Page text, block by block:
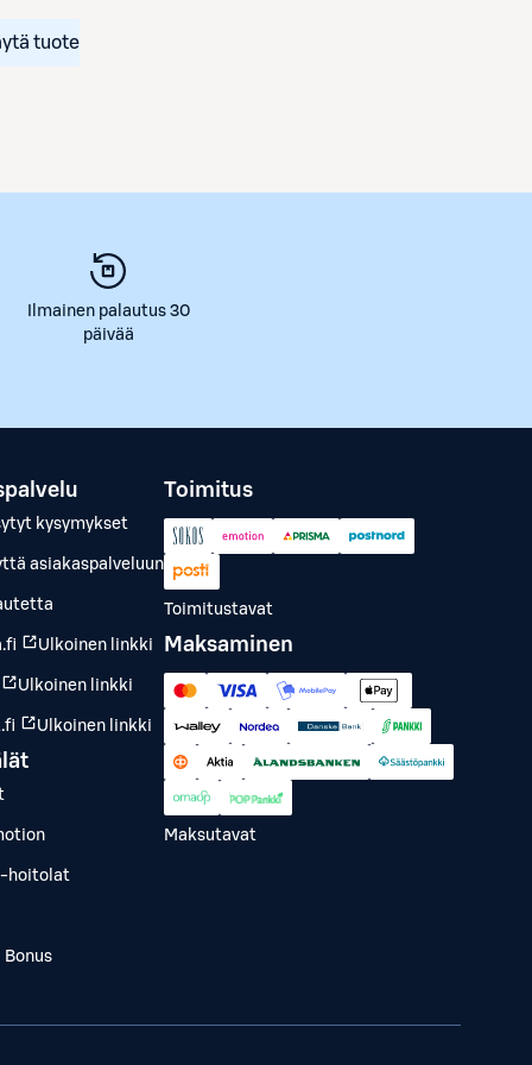
tuote
Ilmainen palautus 30
päivää
kysymykset
asiakaspalveluun
Ulkoinen linkki
Ulkoinen linkki
Ulkoinen linkki
-hoitolat
Toimitus
Toimitustavat
Maksaminen
Maksutavat